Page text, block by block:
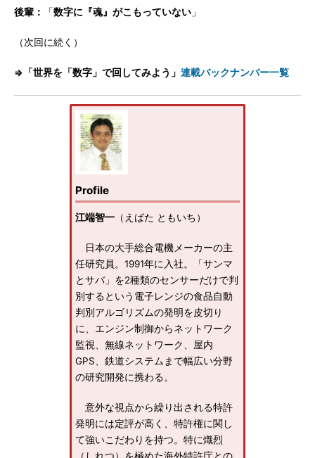
後輩： 「数字に『魂』がこもっていない 」
（次回に続く）
⇒「世界を「数字」で回してみよう」 連載バックナンバー一覧
Profile
江端智一 （えばた ともいち）
日本の大手総合電機メーカーの主
任研究員。1991年に入社。「サンマ
とサバ」を2種類のセンサーだけで判
別するという電子レンジの食品自動
判別アルゴリズムの発明を皮切り
に、エンジン制御からネットワーク
監視、無線ネットワーク、屋内
GPS、鉄道システムまで幅広い分野
の研究開発に携わる。
意外な視点から繰り出される特許
発明には定評が高く、特許権に関し
て強いこだわりを持つ。特に熾烈